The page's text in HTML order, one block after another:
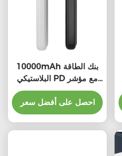
10000mAh بنك الطاقة
البلاستيكي PD مع مؤشر
LED الشحن السريع
العالمي
احصل على أفضل سعر